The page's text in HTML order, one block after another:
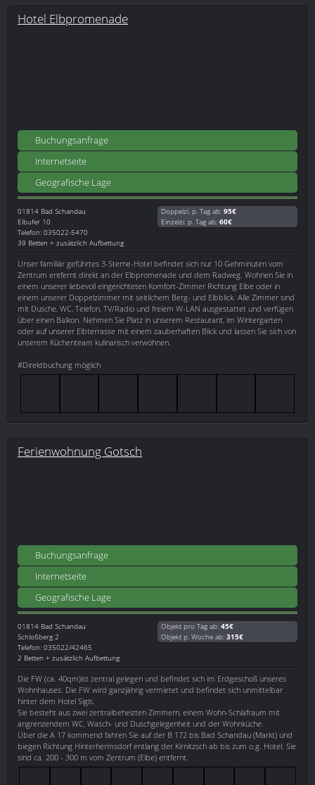
Hotel Elbpromenade
Buchungsanfrage
Internetseite
Geografische Lage
01814 Bad Schandau
Elbufer 10
Telefon: 035022-5470
39 Betten + zusätzlich Aufbettung
Doppelzi. p. Tag ab: 95€
Einzelzi. p. Tag ab: 60€
Unser familiär geführtes 3-Sterne-Hotel befindet sich nur 10 Gehminuten vom
Zentrum entfernt direkt an der Elbpromenade und dem Radweg. Wohnen Sie in
einem unserer liebevoll eingerichteten Komfort-Zimmer Richtung Elbe oder in
einem unserer Doppelzimmer mit seitlichem Berg- und Elbblick. Alle Zimmer sind
mit Dusche, WC, Telefon, TV/Radio und freiem W-LAN ausgestattet und verfügen
über einen Balkon. Nehmen Sie Platz in unserem Restaurant, im Wintergarten
oder auf unserer Elbterrasse mit einem zauberhaften Blick und lassen Sie sich von
unserem Küchenteam kulinarisch verwöhnen.
#Direktbuchung möglich
Ferienwohnung Gotsch
Buchungsanfrage
Internetseite
Geografische Lage
01814 Bad Schandau
Schloßberg 2
Telefon: 035022/42465
2 Betten + zusätzlich Aufbettung
Objekt pro Tag ab: 45€
Objekt p. Woche ab: 315€
Die FW (ca. 40qm)ist zentral gelegen und befindet sich im Erdgeschoß unseres
Wohnhauses. Die FW wird ganzjährig vermietet und befindet sich unmittelbar
hinter dem Hotel Sigls.
Sie besteht aus zwei zentralbeheizten Zimmern, einem Wohn-Schlafraum mit
angrenzendem WC, Wasch- und Duschgelegenheit und der Wohnküche.
Über die A 17 kommend fahren Sie auf der B 172 bis Bad Schandau (Markt) und
biegen Richtung Hinterhermsdorf entlang der Kirnitzsch ab bis zum o.g. Hotel. Sie
sind ca. 200 - 300 m vom Zentrum (Elbe) entfernt.